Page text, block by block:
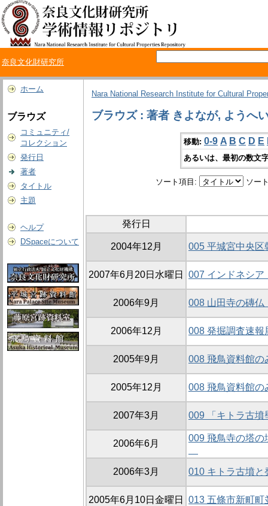
奈良文化財研究所
ホーム
ブラウズ
コミュニティ/
コレクション
発行日
著者
タイトル
主題
ヘルプ
DSpaceについて
Nara National Research Institute for Cultural
ブラウズ : 著者 きよなが, ようへ
移動: 0-9 A B C D E
あるいは、最初の数文
ソート項目: ソー
発行日
2004年12月 005 平城宮中央区
2007年6月20日水曜日 007 インドネシア
2006年9月 008 山田寺の磚
2006年12月 008 発掘調査速報
2005年9月 008 飛鳥資料館の
2005年12月 008 飛鳥資料館の
2007年3月 009 「キトラ古墳
2006年6月
009 飛鳥寺の塔の
2006年3月 010 キトラ古墳と
2005年6月10日金曜日 013 五條市新町町